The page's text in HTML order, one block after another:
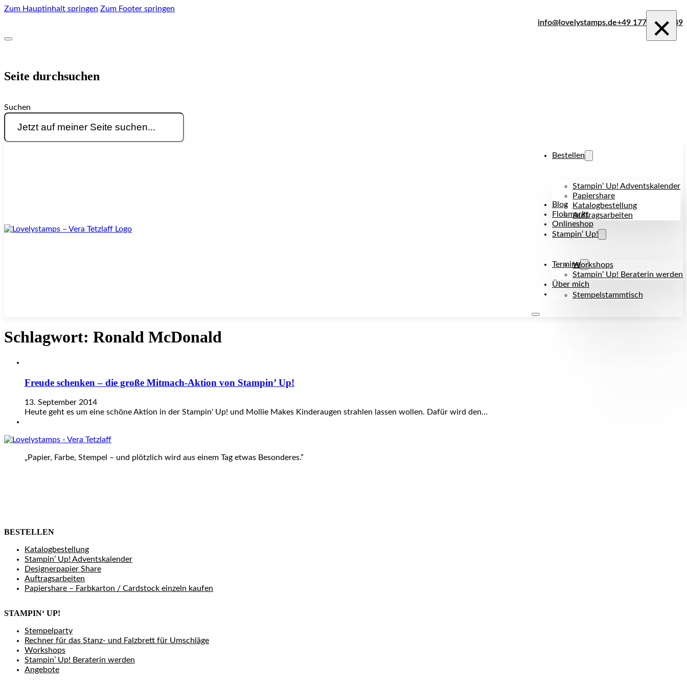
Zum Hauptinhalt springen Zum Footer springen
info@lovelystamps.de+49 177 242 1849
Seite durchsuchen
Suchen
×
Bestellen
Stampin‘ Up! Adventskalender
Papiershare
Katalogbestellung
Auftragsarbeiten
Blog
Flohmarkt
Onlineshop
Stampin‘ Up!
Workshops
Stampin‘ Up! Beraterin werden
Termine
Stempelstammtisch
Über mich
Kontakt
Schlagwort: Ronald McDonald
Freude schenken – die große Mitmach-Aktion von Stampin’ Up!
13. September 2014
Heute geht es um eine schöne Aktion in der Stampin' Up! und Mollie Makes Kinderaugen strahlen lassen wollen. Dafür wird den…
„Papier, Farbe, Stempel – und plötzlich wird aus einem Tag etwas Besonderes.”
BESTELLEN
Katalogbestellung
Stampin’ Up! Adventskalender
Designerpapier Share
Auftragsarbeiten
Papiershare – Farbkarton / Cardstock einzeln kaufen
STAMPIN‘ UP!
Stempelparty
Rechner für das Stanz- und Falzbrett für Umschläge
Workshops
Stampin’ Up! Beraterin werden
Angebote